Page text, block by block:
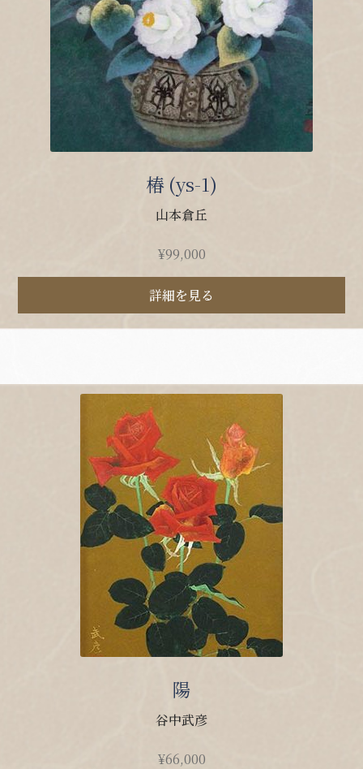
椿 (ys-1)
山本倉丘
¥99,000
詳細を見る
陽
谷中武彦
¥66,000